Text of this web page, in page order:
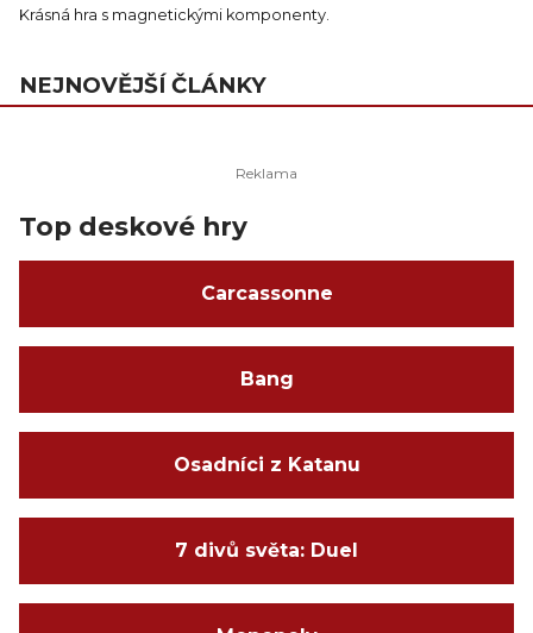
Krásná hra s magnetickými komponenty.
NEJNOVĚJŠÍ ČLÁNKY
Top deskové hry
Carcassonne
Bang
Osadníci z Katanu
7 divů světa: Duel